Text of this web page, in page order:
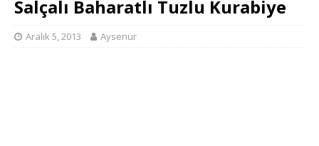
Salçalı Baharatlı Tuzlu Kurabiye
Aralık 5, 2013 Aysenur